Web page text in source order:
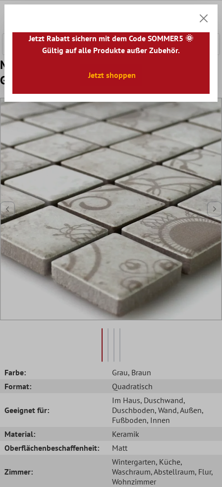
Muster von Mosaikfliesen Keramik Laceo
Grau
Farbe: Grau, Braun
Format:
Quadratisch
Geeignet für:
Im Haus, Duschwand,
Duschboden, Wand, Außen,
Fußboden, Innen
Material:
Keramik
Oberflächenbeschaffenheit:
Matt
Zimmer:
Wintergarten, Küche,
Waschraum, Abstellraum, Flur,
Wohnzimmer
Jetzt Rabatt sichern mit dem Code SOMMER5 🌞
Gültig auf alle Produkte außer Zubehör.
Jetzt shoppen